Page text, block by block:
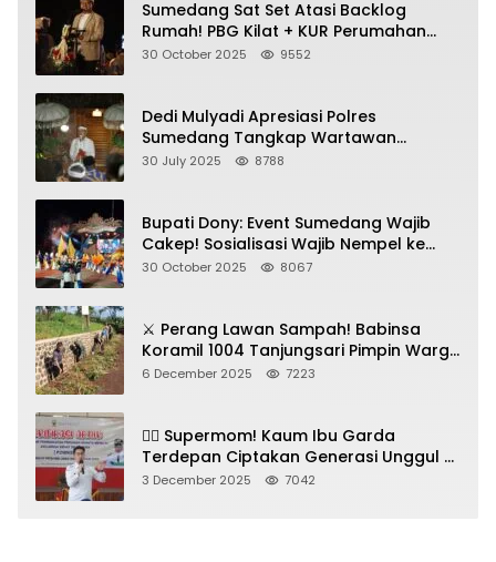
Sumedang Sat Set Atasi Backlog
Rumah! PBG Kilat + KUR Perumahan
Jadi Kunci!
30 October 2025 9552
Dedi Mulyadi Apresiasi Polres
Sumedang Tangkap Wartawan
Gadungan Pemeras Kades
30 July 2025 8788
Bupati Dony: Event Sumedang Wajib
Cakep! Sosialisasi Wajib Nempel ke
Seni Budaya!
30 October 2025 8067
⚔️ Perang Lawan Sampah! Babinsa
Koramil 1004 Tanjungsari Pimpin Warga
Bersihkan Gorong-Gorong & Plastik
6 December 2025 7223
🦸‍♀️ Supermom! Kaum Ibu Garda
Terdepan Ciptakan Generasi Unggul di
Sumedang
3 December 2025 7042